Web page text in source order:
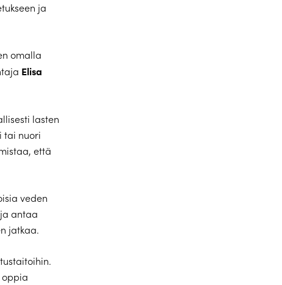
ja
omalla
Elisa
lasten
tai nuori
että
veden
antaa
jatkaa.
oppia